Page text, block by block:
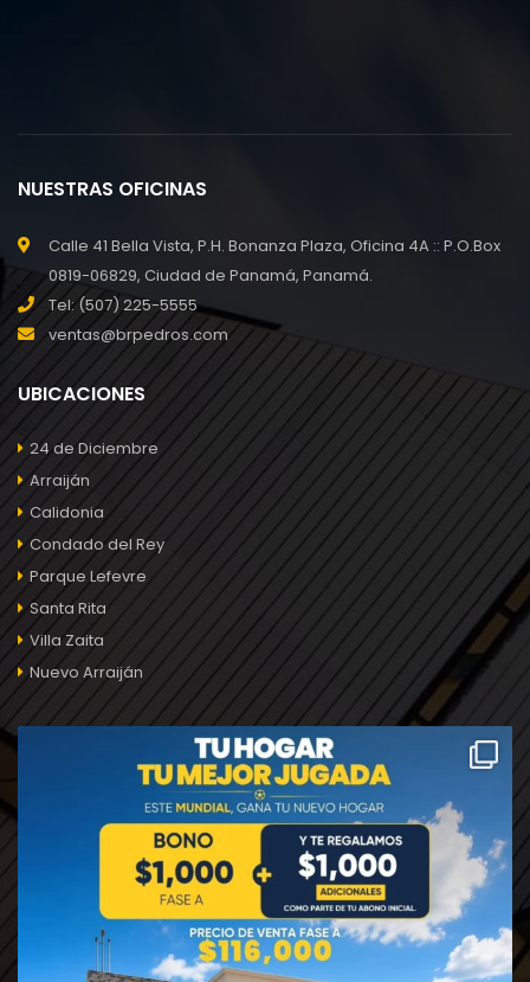
NUESTRAS OFICINAS
Calle 41 Bella Vista, P.H. Bonanza Plaza, Oficina 4A :: P.O.Box
0819-06829, Ciudad de Panamá, Panamá.
Tel: (507) 225-5555
ventas@brpedros.com
UBICACIONES
24 de Diciembre
Arraiján
Calidonia
Condado del Rey
Parque Lefevre
Santa Rita
Villa Zaita
Nuevo Arraiján